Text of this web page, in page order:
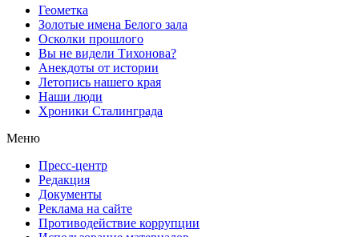
Геометка
Золотые имена Белого зала
Осколки прошлого
Вы не видели Тихонова?
Анекдоты от истории
Летопись нашего края
Наши люди
Хроники Сталинграда
Меню
Пресс-центр
Редакция
Документы
Реклама на сайте
Противодействие коррупции